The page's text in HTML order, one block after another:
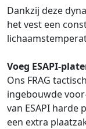
Dankzij deze
het vest een
Voeg ESAPI-
Ons FRAG
ingebouwde
van ESAPI harde
een extra